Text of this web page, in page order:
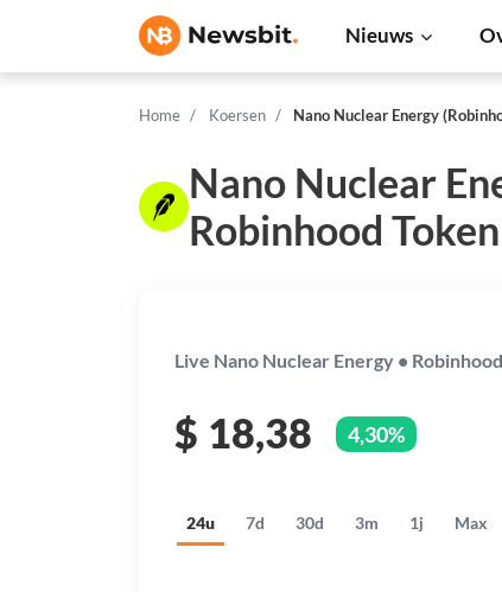
Nieuws
Home Koersen Nano Nuclear Energy
Nano Nuclear
Robinhood
Live Nano Nuclear Energy •
$ 18,38 4,30%
24u 7d 30d 3m 1j Max